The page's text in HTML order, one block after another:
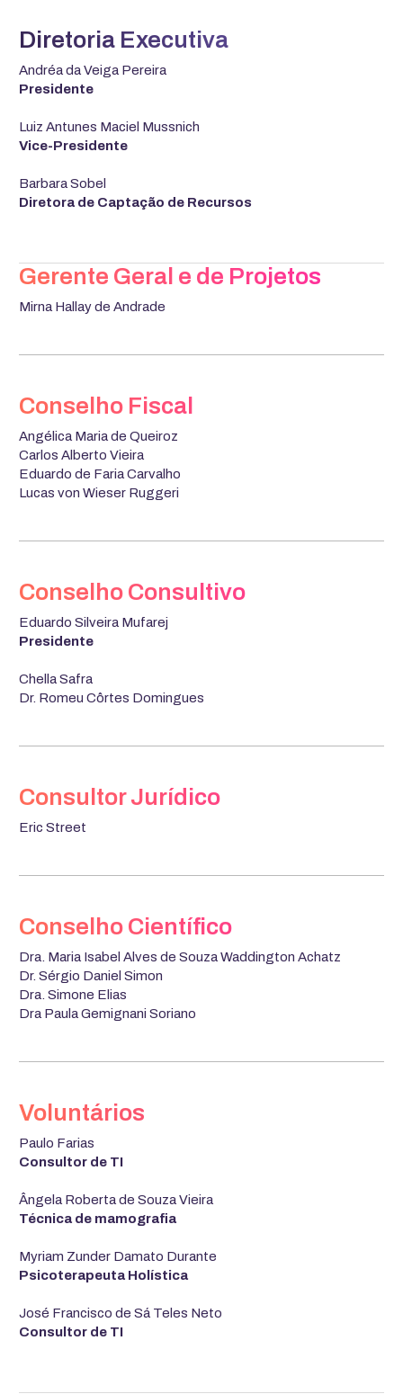
Diretoria Executiva
Andréa da Veiga Pereira
Presidente
Luiz Antunes Maciel Mussnich
Vice-Presidente
Barbara Sobel
Diretora de Captação de Recursos
Gerente Geral e de Projetos
Mirna Hallay de Andrade
Conselho Fiscal
Angélica Maria de Queiroz
Carlos Alberto Vieira
Eduardo de Faria Carvalho
Lucas von Wieser Ruggeri
Conselho Consultivo
Eduardo Silveira Mufarej
Presidente
Chella Safra
Dr. Romeu Côrtes Domingues
Consultor Jurídico
Eric Street
Conselho Científico
Dra. Maria Isabel Alves de Souza Waddington Achatz​
Dr. Sérgio Daniel Simon
Dra. Simone Elias
Dra Paula Gemignani Soriano
Voluntários
Paulo Farias
Consultor de TI
Ângela Roberta de Souza Vieira
Técnica de mamografia
Myriam Zunder Damato Durante
Psicoterapeuta Holística
José Francisco de Sá Teles Neto
Consultor de TI